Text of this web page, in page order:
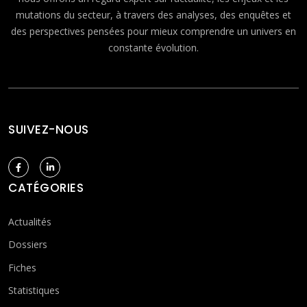
mutations du secteur, à travers des analyses, des enquêtes et
des perspectives pensées pour mieux comprendre un univers en
constante évolution.
SUIVEZ-NOUS
CATÉGORIES
Actualités
Dossiers
Fiches
Statistiques